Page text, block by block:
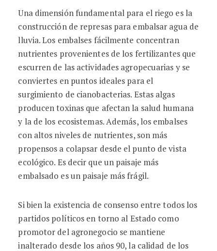
Una dimensión fundamental para el riego es la
construcción de represas para embalsar agua de
lluvia. Los embalses fácilmente concentran
nutrientes provenientes de los fertilizantes que
escurren de las actividades agropecuarias y se
conviertes en puntos ideales para el
surgimiento de cianobacterias. Estas algas
producen toxinas que afectan la salud humana
y la de los ecosistemas. Además, los embalses
con altos niveles de nutrientes, son más
propensos a colapsar desde el punto de vista
ecológico. Es decir que un paisaje más
embalsado es un paisaje más frágil.
Si bien la existencia de consenso entre todos los
partidos políticos en torno al Estado como
promotor del agronegocio se mantiene
inalterado desde los años 90, la calidad de los